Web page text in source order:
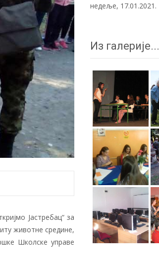
Јастребац“ за
животне средине,
Школске управе
недеље, 17.01.2021.
Из галерије...